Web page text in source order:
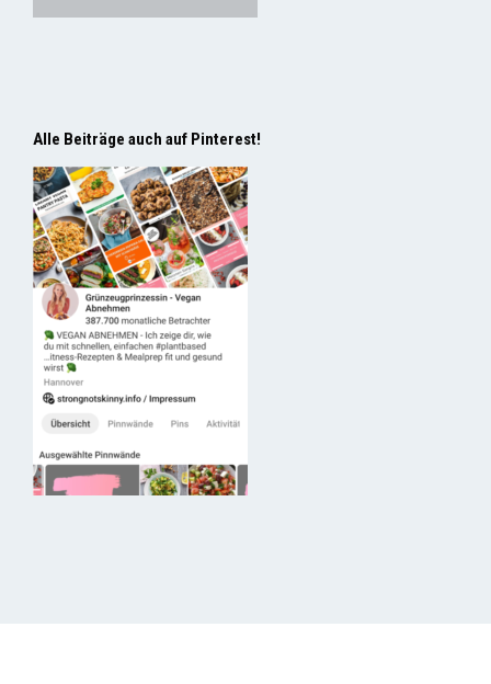
Alle Beiträge auch auf Pinterest!